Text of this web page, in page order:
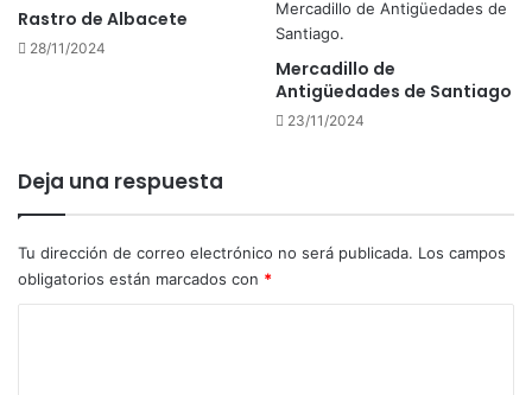
e
Rastro de Albacete
28/11/2024
Mercadillo de
Antigüedades de Santiago
23/11/2024
Deja una respuesta
Tu dirección de correo electrónico no será publicada. Los campos
obligatorios están marcados con *